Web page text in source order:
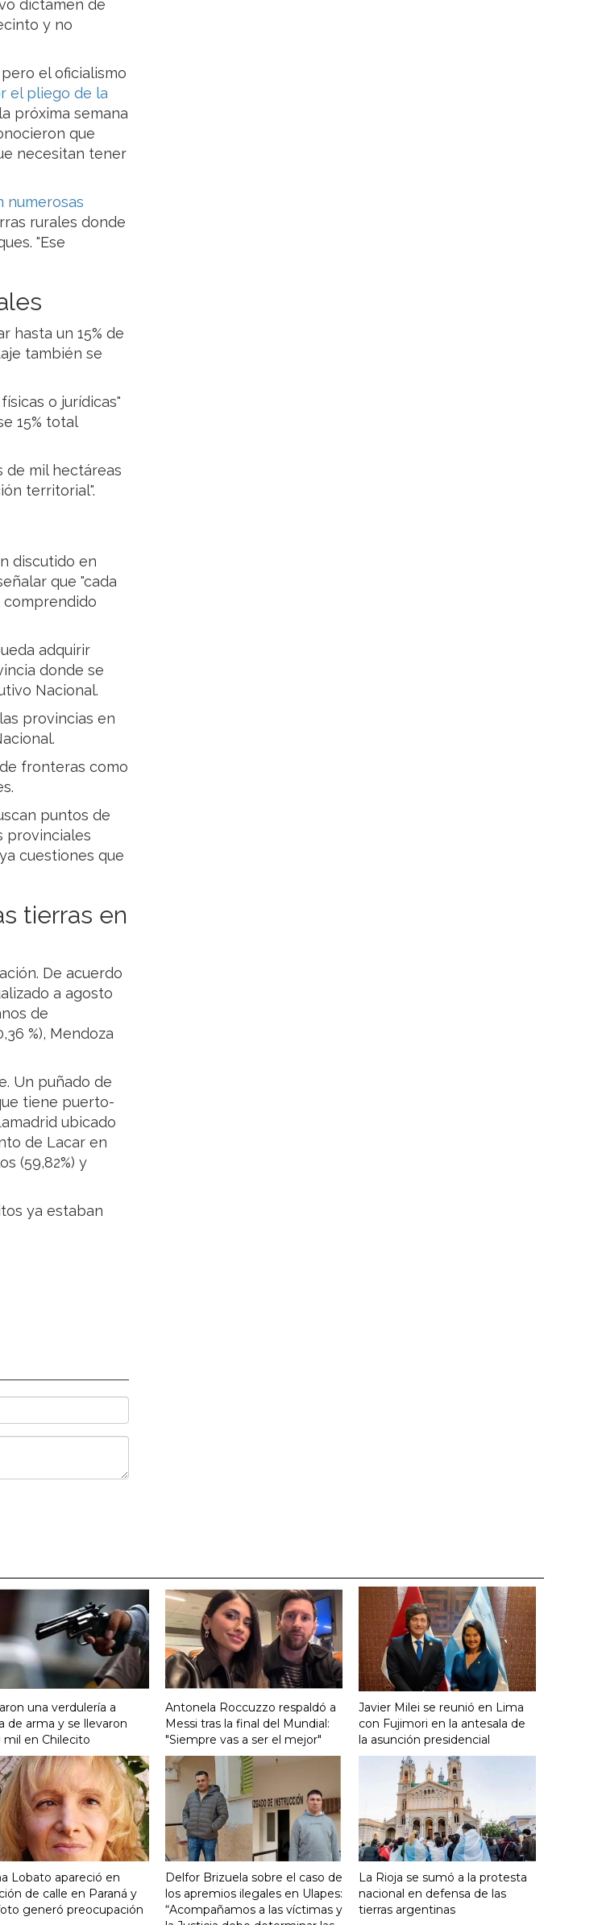
dictamen de
y no
el oficialismo
el pliego de la
próxima semana
que
necesitan tener
numerosas
rurales donde
"Ese
hasta un 15% de
también se
o jurídicas"
15% total
de mil hectáreas
territorial".
discutido en
que "cada
adquirir
donde se
Nacional.
provincias en
fronteras como
puntos de
provinciales
cuestiones que
tierras en
De acuerdo
a agosto
de
%), Mendoza
Un puñado de
tiene puerto-
ubicado
de Lacar en
(59,82%) y
ya estaban
una verdulería a
de arma y se llevaron
mil en Chilecito
Antonela Roccuzzo respaldó a
Messi tras la final del Mundial:
"Siempre vas a ser el mejor"
Javier Milei se reunió en Lima
con Fujimori en la antesala de
la asunción presidencial
Lobato apareció en
de calle en Paraná y
generó preocupación
Delfor Brizuela sobre el caso de
los apremios ilegales en Ulapes:
“Acompañamos a las víctimas y
La Rioja se sumó a la protesta
nacional en defensa de las
tierras argentinas